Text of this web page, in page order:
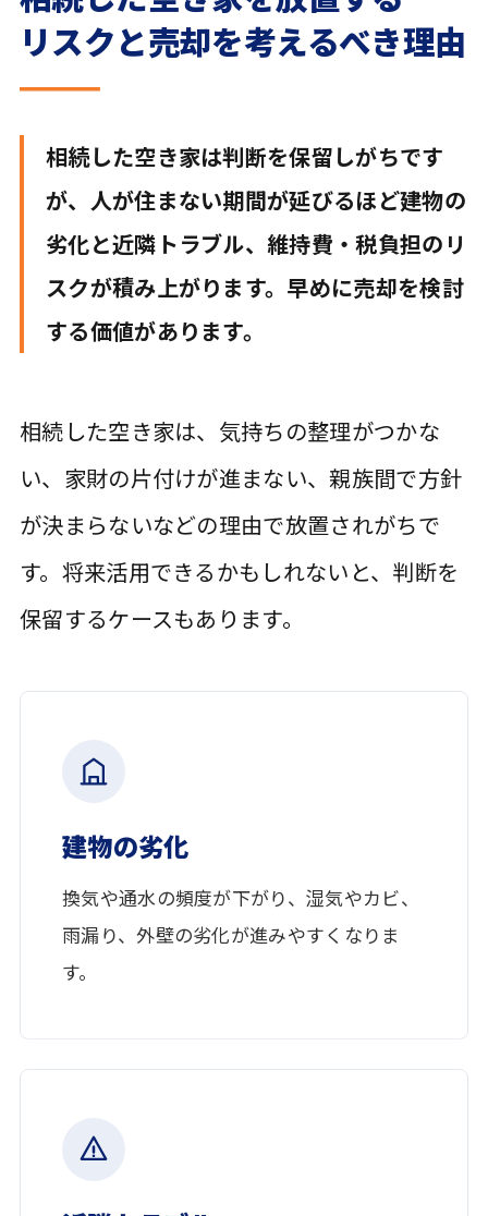
リスクと売却を考えるべき理由
相続した空き家は判断を保留しがちです
が、人が住まない期間が延びるほど建物の
劣化と近隣トラブル、維持費・税負担のリ
スクが積み上がります。早めに売却を検討
する価値があります。
相続した空き家は、気持ちの整理がつかな
い、家財の片付けが進まない、親族間で方針
が決まらないなどの理由で放置されがちで
す。将来活用できるかもしれないと、判断を
保留するケースもあります。
建物の劣化
換気や通水の頻度が下がり、湿気やカビ、
雨漏り、外壁の劣化が進みやすくなりま
す。